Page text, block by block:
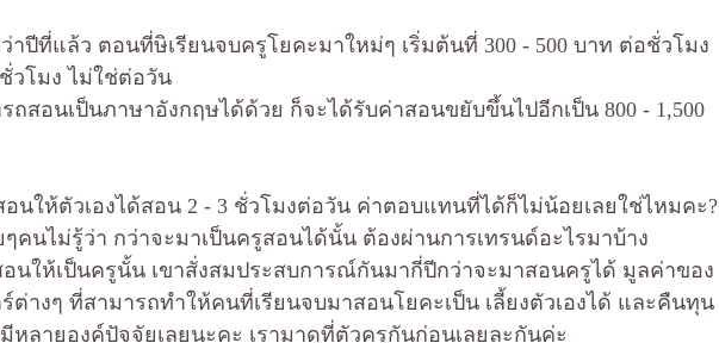
าปีที่แล้ว ตอนที่ษิเรียนจบครูโยคะมาใหม่ๆ เริ่มต้นที่ 300 - 500 บาท ต่อชั่วโมง
วโมง ไม่ใช่ต่อวัน
ถสอนเป็นภาษาอังกฤษได้ด้วย ก็จะได้รับค่าสอนขยับขึ้นไปอีกเป็น 800 - 1,500
อนให้ตัวเองได้สอน 2 - 3 ชั่วโมงต่อวัน ค่าตอบแทนที่ได้ก็ไม่น้อยเลยใช่ไหมคะ?
คนไม่รู้ว่า กว่าจะมาเป็นครูสอนได้นั้น ต้องผ่านการเทรนด์อะไรมาบ้าง
นให้เป็นครูนั้น เขาสั่งสมประสบการณ์กันมากี่ปีกว่าจะมาสอนครูได้ มูลค่าของ
ต่างๆ ที่สามารถทำให้คนที่เรียนจบมาสอนโยคะเป็น เลี้ยงตัวเองได้ และคืนทุน
หลายองค์ปัจจัยเลยนะคะ เรามาดูที่ตัวครูกันก่อนเลยละกันค่ะ